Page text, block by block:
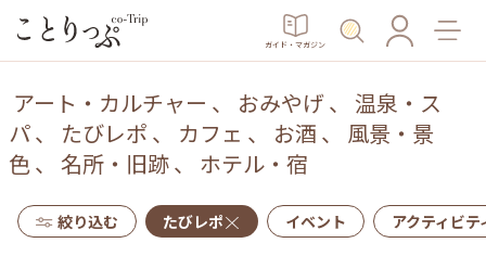
ガイド・マガジン
アート・カルチャー 、 おみやげ 、 温泉・ス
パ、 たびレポ 、 カフェ 、 お酒 、 風景・景
色、 名所・旧跡、 ホテル・宿
絞り込む たびレポ イベント アクティビテ